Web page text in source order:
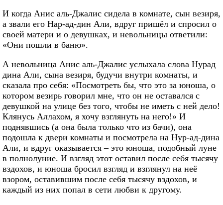
И когда Анис аль-Джалис сидела в комнате, сын везиря,
а звали его Нар-ад-дин Али, вдруг пришёл и спросил о
своей матери и о девушках, и невольницы ответили:
«Они пошли в баню».
А невольница Анис аль-Джалис услыхала слова Нурад
дина Али, сына везиря, будучи внутри комнаты, и
сказала про себя: «Посмотреть бы, что это за юноша, о
котором везирь говорил мне, что он не оставался с
девушкой на улице без того, чтобы не иметь с ней дело!
Клянусь Аллахом, я хочу взглянуть на него!» И
поднявшись (а она была только что из бачи), она
подошла к двери комнаты и посмотрела на Нур-ад-дина
Али, и вдруг оказывается – это юноша, подобный луне
в полнолуние. И взгляд этот оставил после себя тысячу
вздохов, и юноша бросил взгляд и взглянул на неё
взором, оставившим после себя тысячу вздохов, и
каждый из них попал в сети любви к другому.